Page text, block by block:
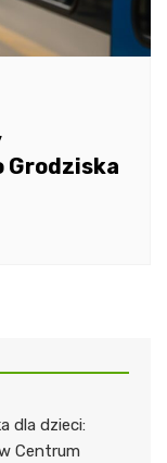
Grodziska
dla dzieci:
Centrum